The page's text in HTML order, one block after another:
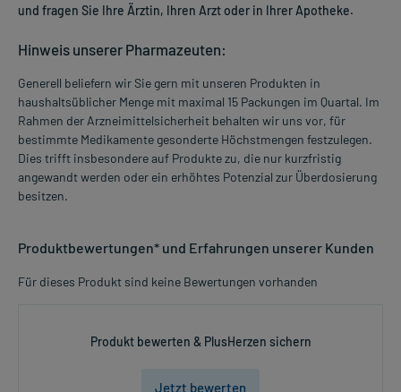
und fragen Sie Ihre Ärztin, Ihren Arzt oder in Ihrer Apotheke.
Hinweis unserer Pharmazeuten:
Generell beliefern wir Sie gern mit unseren Produkten in
haushaltsüblicher Menge mit maximal 15 Packungen im Quartal. Im
Rahmen der Arzneimittelsicherheit behalten wir uns vor, für
bestimmte Medikamente gesonderte Höchstmengen festzulegen.
Dies trifft insbesondere auf Produkte zu, die nur kurzfristig
angewandt werden oder ein erhöhtes Potenzial zur Überdosierung
besitzen.
Produktbewertungen* und Erfahrungen unserer Kunden
Für dieses Produkt sind keine Bewertungen vorhanden
Produkt bewerten & PlusHerzen sichern
Jetzt bewerten